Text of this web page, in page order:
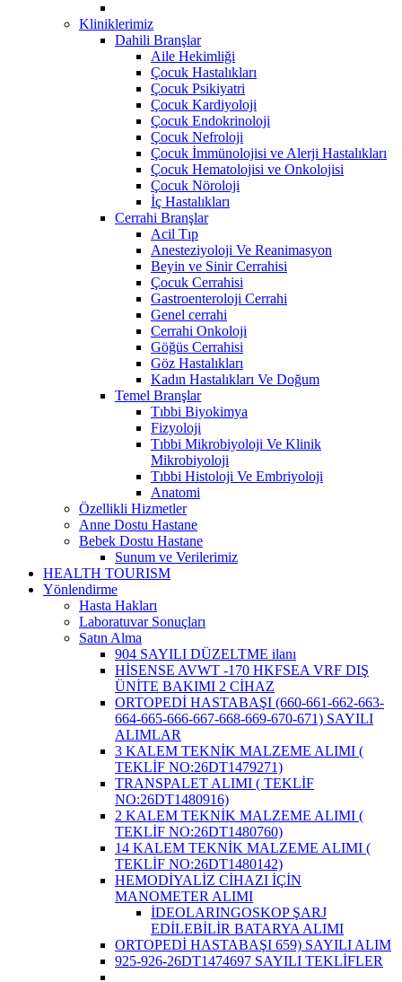
Kliniklerimiz
Dahili Branşlar
Aile Hekimliği
Çocuk Hastalıkları
Çocuk Psikiyatri
Çocuk Kardiyoloji
Çocuk Endokrinoloji
Çocuk Nefroloji
Çocuk İmmünolojisi ve Alerji Hastalıkları
Çocuk Hematolojisi ve Onkolojisi
Çocuk Nöroloji
İç Hastalıkları
Cerrahi Branşlar
Acil Tıp
Anesteziyoloji Ve Reanimasyon
Beyin ve Sinir Cerrahisi
Çocuk Cerrahisi
Gastroenteroloji Cerrahi
Genel cerrahi
Cerrahi Onkoloji
Göğüs Cerrahisi
Göz Hastalıkları
Kadın Hastalıkları Ve Doğum
Temel Branşlar
Tıbbi Biyokimya
Fizyoloji
Tıbbi Mikrobiyoloji Ve Klinik
Mikrobiyoloji
Tıbbi Histoloji Ve Embriyoloji
Anatomi
Özellikli Hizmetler
Anne Dostu Hastane
Bebek Dostu Hastane
Sunum ve Verilerimiz
HEALTH TOURISM
Yönlendirme
Hasta Hakları
Laboratuvar Sonuçları
Satın Alma
904 SAYILI DÜZELTME ilanı
HİSENSE AVWT -170 HKFSEA VRF DIŞ
ÜNİTE BAKIMI 2 CİHAZ
ORTOPEDİ HASTABAŞI (660-661-662-663-
664-665-666-667-668-669-670-671) SAYILI
ALIMLAR
3 KALEM TEKNİK MALZEME ALIMI (
TEKLİF NO:26DT1479271)
TRANSPALET ALIMI ( TEKLİF
NO:26DT1480916)
2 KALEM TEKNİK MALZEME ALIMI (
TEKLİF NO:26DT1480760)
14 KALEM TEKNİK MALZEME ALIMI (
TEKLİF NO:26DT1480142)
HEMODİYALİZ CİHAZI İÇİN
MANOMETER ALIMI
İDEOLARINGOSKOP ŞARJ
EDİLEBİLİR BATARYA ALIMI
ORTOPEDİ HASTABAŞI 659) SAYILI ALIM
925-926-26DT1474697 SAYILI TEKLİFLER